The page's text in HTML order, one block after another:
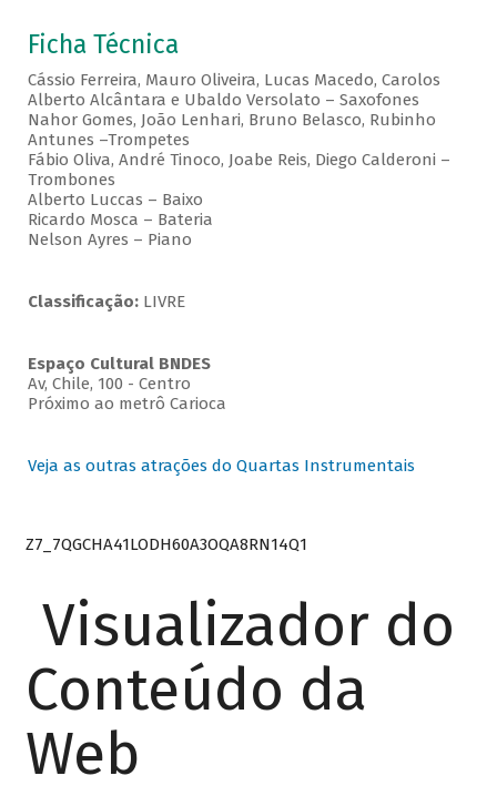
Ficha Técnica
Cássio Ferreira, Mauro Oliveira, Lucas Macedo, Carolos
Alberto Alcântara e Ubaldo Versolato – Saxofones
Nahor Gomes, João Lenhari, Bruno Belasco, Rubinho
Antunes –Trompetes
Fábio Oliva, André Tinoco, Joabe Reis, Diego Calderoni –
Trombones
Alberto Luccas – Baixo
Ricardo Mosca – Bateria
Nelson Ayres – Piano
Classificação: LIVRE
Espaço Cultural BNDES
Av, Chile, 100 - Centro
Próximo ao metrô Carioca
Veja as outras atrações do Quartas Instrumentais
Z7_7QGCHA41LODH60A3OQA8RN14Q1
Visualizador do
Conteúdo da
Web